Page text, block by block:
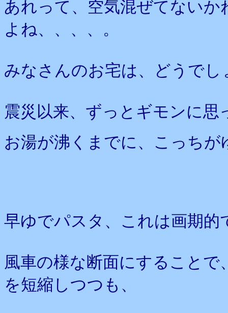
あれって、空気混ぜてない
よね、、、、。
みなさんのお宅は、どうでし
震災以来、ずっとギモンに思
お湯が沸くまでに、こっち
早ゆでパスタ、これは画期的
風車の様な断面にすること
を短縮しつつも、